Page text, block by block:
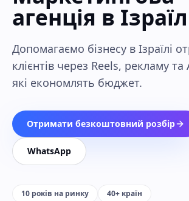
агенція в
Допомагаємо бізнесу в Ізраїлі
клієнтів через Reels, рекламу та
які економлять бюджет.
Отримати безкоштовний розбір
WhatsApp
10 років на ринку
40+ країн